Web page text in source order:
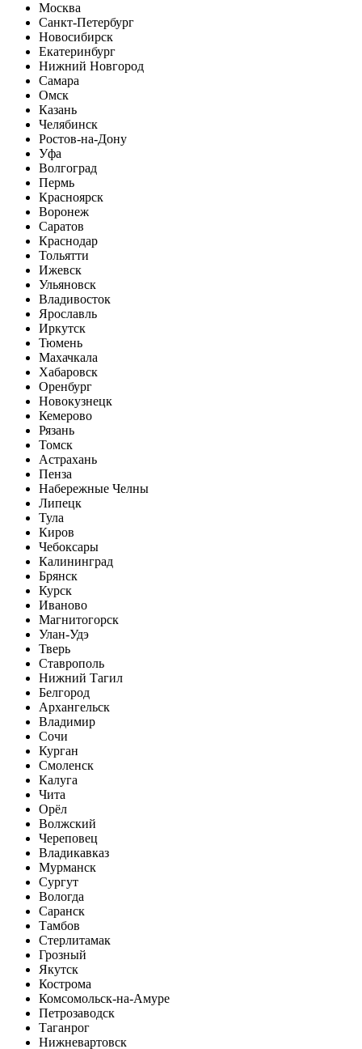
Москва
Санкт-Петербург
Новосибирск
Екатеринбург
Нижний Новгород
Самара
Омск
Казань
Челябинск
Ростов-на-Дону
Уфа
Волгоград
Пермь
Красноярск
Воронеж
Саратов
Краснодар
Тольятти
Ижевск
Ульяновск
Владивосток
Ярославль
Иркутск
Тюмень
Махачкала
Хабаровск
Оренбург
Новокузнецк
Кемерово
Рязань
Томск
Астрахань
Пенза
Набережные Челны
Липецк
Тула
Киров
Чебоксары
Калининград
Брянск
Курск
Иваново
Магнитогорск
Улан-Удэ
Тверь
Ставрополь
Нижний Тагил
Белгород
Архангельск
Владимир
Сочи
Курган
Смоленск
Калуга
Чита
Орёл
Волжский
Череповец
Владикавказ
Мурманск
Сургут
Вологда
Саранск
Тамбов
Стерлитамак
Грозный
Якутск
Кострома
Комсомольск-на-Амуре
Петрозаводск
Таганрог
Нижневартовск